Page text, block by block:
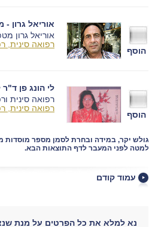
הוסף
אוריאל גרון
אוריאל גרון
רפואה סינית,
הוסף
לי הונג פן
רפואה סינית
רפואה סינית,
גולש יקר, במידה ובחרת לסמן מספר
למטה לפני המעבר לדף התוצאות הבא.
עמוד קודם
נא למלא את כל הפרטים על מנת